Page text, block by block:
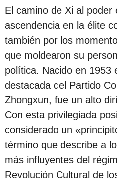
e
l
a
p
u
b
l
i
c
a
c
i
El camino de Xi al poder
ascendencia en la élite
también por los
que moldearon su
política. Nacido en 1953
destacada del Partido
Zhongxun, fue un alto
Con esta privilegiada
considerado un
término que describe a
más influyentes del
Revolución Cultural de